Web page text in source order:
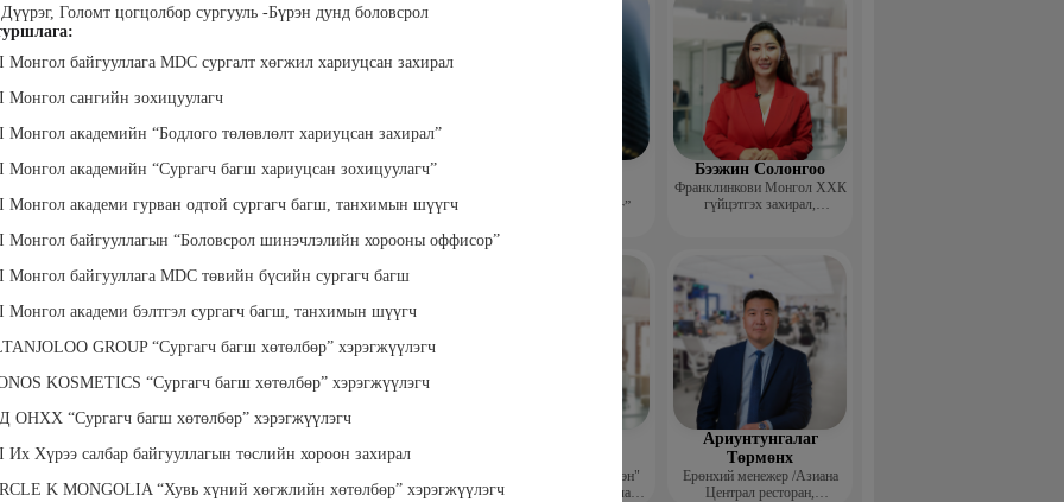
Голомт цогцолбор сургууль -Бүрэн дунд боловсрол
Монгол байгууллага MDC сургалт хөгжил хариуцсан захирал
Монгол сангийн зохицуулагч
Монгол академийн “Бодлого төлөвлөлт хариуцсан захирал”
Монгол академийн “Сургагч багш хариуцсан зохицуулагч”
Монгол академи гурван одтой сургагч багш, танхимын шүүгч
Монгол байгууллагын “Боловсрол шинэчлэлийн хорооны оффисор”
Монгол байгууллага MDC төвийн бүсийн сургагч багш
Монгол академи бэлтгэл сургагч багш, танхимын шүүгч
GROUP “Сургагч багш хөтөлбөр” хэрэгжүүлэгч
KOSMETICS “Сургагч багш хөтөлбөр” хэрэгжүүлэгч
ОНХХ “Сургагч багш хөтөлбөр” хэрэгжүүлэгч
Их Хүрээ салбар байгууллагын төслийн хороон захирал
K MONGOLIA “Хувь хүний хөгжлийн хөтөлбөр” хэрэгжүүлэгч
багш
Алтан-Авдар Ирээдүй
Хөгжлийн Институтийн
Тогтох Оюундарь
Тамгын Газар, Хүний
багш
Наран анд консалтинг”
Бээжин Солонгоо
Франклинкови Монгол ХХК
гүйцэтгэх захирал,
ТББ-
Зүрх
Маркетинг менежер - Зангиа
Абико ХХК Борлуулалт,
захирал
МСНЭ-ийн "Ган үзэгтэн"
шагналт сэтгүүлч, Урлаг
Ариунтунгалаг
Төрмөнх
Ерөнхий менежер /Азиана
Централ ресторан,